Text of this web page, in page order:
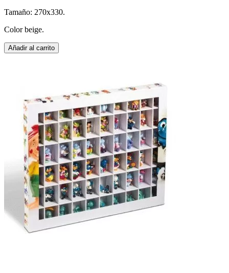
Tamaño: 270x330.
Color beige.
Añadir al carrito